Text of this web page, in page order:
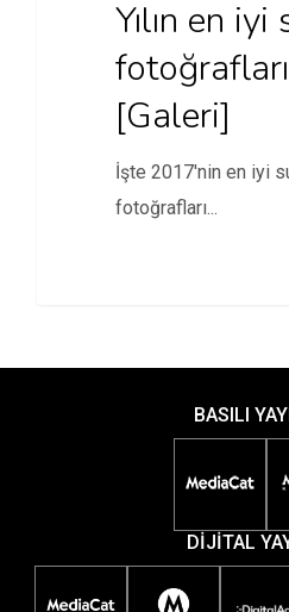
Yılın en iyi
[Galeri]
İşte 2017'nin en iyi
fotoğrafları...
BASILI
DİJİTAL